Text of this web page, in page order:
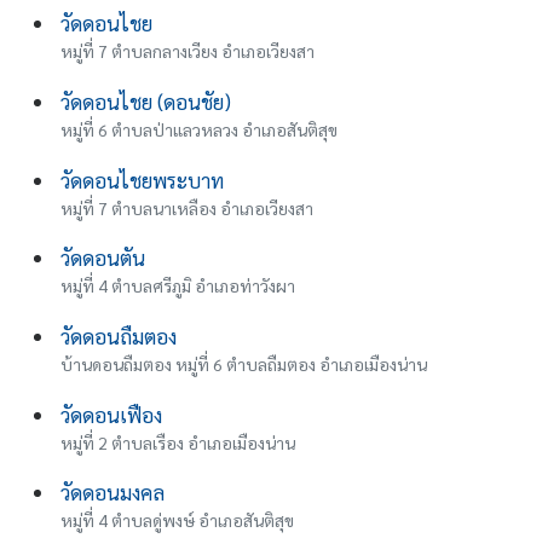
วัดดอนไชย
หมู่ที่ 7 ตำบลกลางเวียง อำเภอเวียงสา
วัดดอนไชย (ดอนชัย)
หมู่ที่ 6 ตำบลป่าแลวหลวง อำเภอสันติสุข
วัดดอนไชยพระบาท
หมู่ที่ 7 ตำบลนาเหลือง อำเภอเวียงสา
วัดดอนตัน
หมู่ที่ 4 ตำบลศรีภูมิ อำเภอท่าวังผา
วัดดอนถืมตอง
บ้านดอนถืมตอง หมู่ที่ 6 ตำบลถืมตอง อำเภอเมืองน่าน
วัดดอนเฟือง
หมู่ที่ 2 ตำบลเรือง อำเภอเมืองน่าน
วัดดอนมงคล
หมู่ที่ 4 ตำบลดู่พงษ์ อำเภอสันติสุข